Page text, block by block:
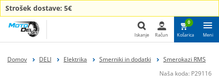
Strošek dostave: 5€
Iskanje
Iskanje Račun
0
Košarica Meni
Domov DELI Elektrika Smerniki in dodatki
Smerokazi RMS
Naša koda: P29116